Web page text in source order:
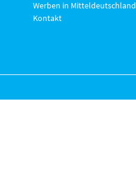
Werben in Mitteldeutschland
Kontakt